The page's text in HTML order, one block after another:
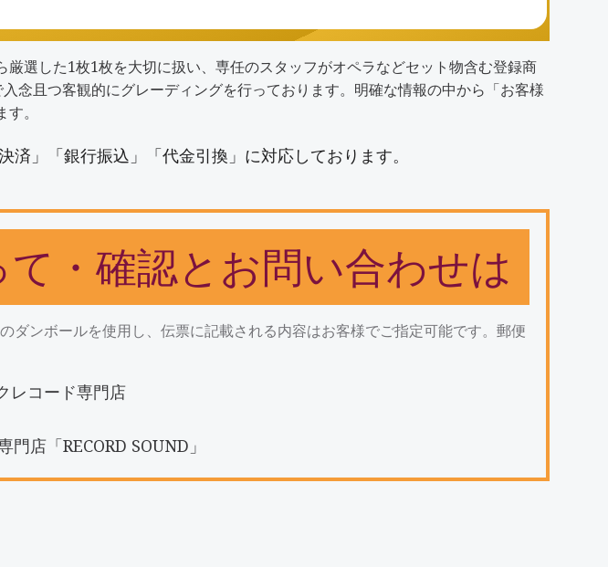
選した1枚1枚を大切に扱い、専任のスタッフがオペラなどセット物含む登録商
念且つ客観的にグレーディングを行っております。明確な情報の中から「お客様
。
」「銀行振込」「代金引換」に対応しております。
・確認とお問い合わせは
ンボールを使用し、伝票に記載される内容はお客様でご指定可能です。郵便
店「RECORD SOUND」